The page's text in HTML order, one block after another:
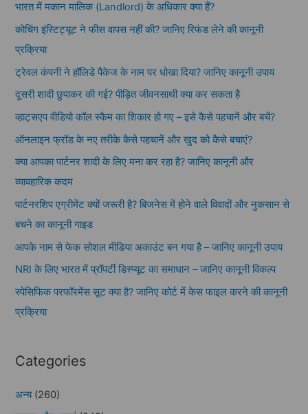
भारत में मकान मालिक (Landlord) के अधिकार क्या हैं?
कोचिंग इंस्टिट्यूट ने फीस वापस नहीं की? जानिए रिफंड लेने की कानूनी
प्रक्रिया
ट्रेवल कंपनी ने हॉलिडे पैकेज के नाम पर धोखा दिया? जानिए कानूनी उपाय
दूसरी शादी छुपाकर की गई? पीड़ित जीवनसाथी क्या कर सकता है
व्हाट्सएप वीडियो कॉल स्कैम का शिकार हो गए – इसे कैसे पहचानें और बचें?
ऑनलाइन फ्रॉड के नए तरीके कैसे पहचानें और खुद को कैसे बचाएं?
क्या आपका पार्टनर शादी के लिए मना कर रहा है? जानिए कानूनी और
व्यावहारिक कदम
पार्टनरशिप एग्रीमेंट क्यों जरूरी है? बिजनेस में होने वाले विवादों और नुकसान से
बचने का कानूनी गाइड
आपके नाम से फेक सोशल मीडिया अकाउंट बन गया है – जानिए कानूनी उपाय
NRI के लिए भारत में प्रॉपर्टी डिस्प्यूट का समाधान – जानिए कानूनी विकल्प
स्पेसिफिक परफॉरमेंस सूट क्या है? जानिए कोर्ट में केस फाइल करने की कानूनी
प्रक्रिया
Categories
अन्य(260)